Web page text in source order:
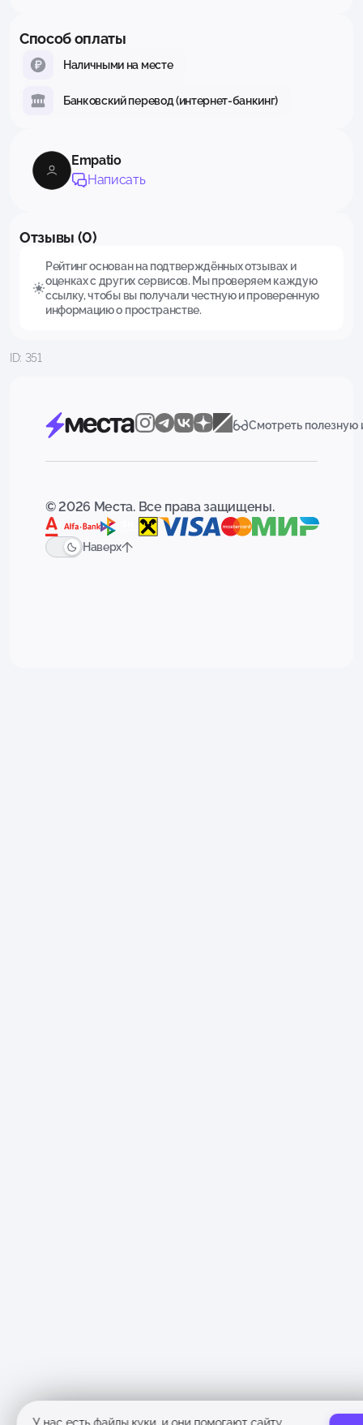
Способ оплаты
Наличными на месте
Банковский перевод (интернет-банкинг)
Empatio
Написать
Отзывы (0)
Рейтинг основан на подтверждённых отзывах и
оценках с других сервисов. Мы проверяем каждую
ссылку, чтобы вы получали честную и проверенную
информацию о пространстве.
ID: 351
Смотреть
© 2026 Места. Все права защищены.
Наверх